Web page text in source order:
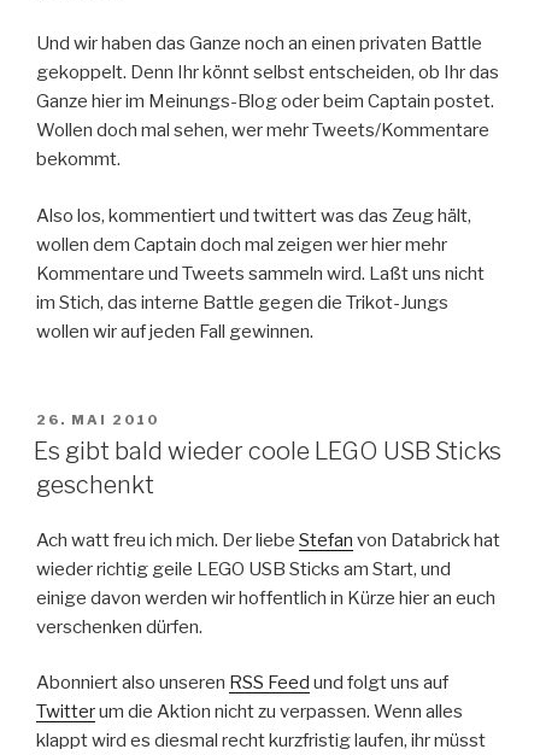
Und wir haben das Ganze noch an einen privaten Battle
gekoppelt. Denn Ihr könnt selbst entscheiden, ob Ihr das
Ganze hier im Meinungs-Blog oder beim Captain postet.
Wollen doch mal sehen, wer mehr Tweets/Kommentare
bekommt.
Also los, kommentiert und twittert was das Zeug hält,
wollen dem Captain doch mal zeigen wer hier mehr
Kommentare und Tweets sammeln wird. Laßt uns nicht
im Stich, das interne Battle gegen die Trikot-Jungs
wollen wir auf jeden Fall gewinnen.
VERÖFFENTLICHT
AM
26. MAI 2010
Es gibt bald wieder coole LEGO USB Sticks
geschenkt
Ach watt freu ich mich. Der liebe Stefan von Databrick hat
wieder richtig geile LEGO USB Sticks am Start, und
einige davon werden wir hoffentlich in Kürze hier an euch
verschenken dürfen.
Abonniert also unseren RSS Feed und folgt uns auf
Twitterum die Aktion nicht zu verpassen. Wenn alles
klappt wird es diesmal recht kurzfristig laufen, ihr müsst